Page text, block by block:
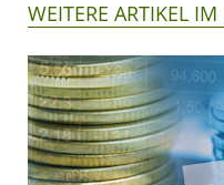
WEITERE ARTIKEL